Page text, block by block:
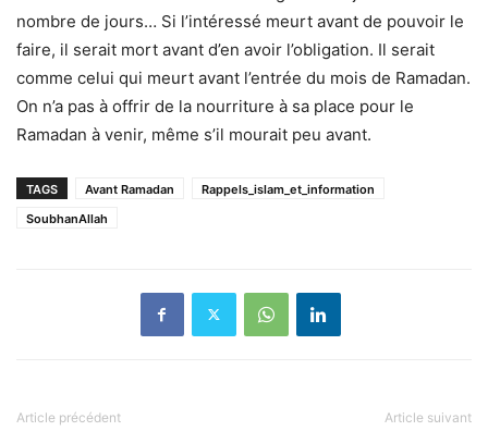
nombre de jours… Si l’intéressé meurt avant de pouvoir le
faire, il serait mort avant d’en avoir l’obligation. Il serait
comme celui qui meurt avant l’entrée du mois de Ramadan.
On n’a pas à offrir de la nourriture à sa place pour le
Ramadan à venir, même s’il mourait peu avant.
TAGS Avant Ramadan
Rappels_islam_et_information
SoubhanAllah
Article précédent Article suivant